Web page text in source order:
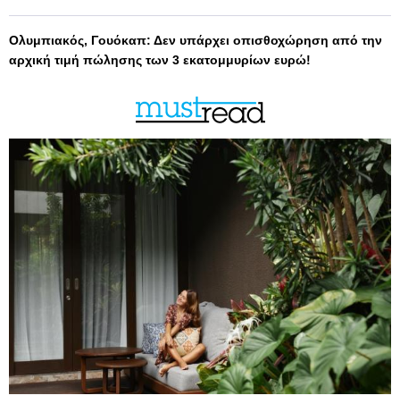
Ολυμπιακός, Γουόκαπ: Δεν υπάρχει οπισθοχώρηση από την
αρχική τιμή πώλησης των 3 εκατομμυρίων ευρώ!